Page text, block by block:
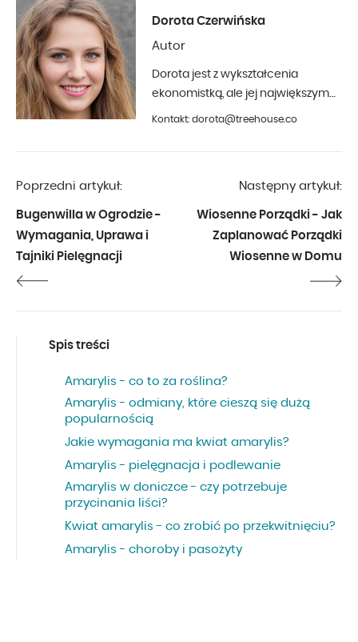
Dorota Czerwińska
Autor
Dorota jest z wykształcenia
ekonomistką, ale jej największym
hobby jest fotografia i aranżacja
od początku 2019 roku.
Kontakt: dorota@treehouse.co
Poprzedni artykuł:
Bugenwilla w Ogrodzie -
Wymagania, Uprawa i
Tajniki Pielęgnacji
Następny artykuł:
Wiosenne Porządki - Jak
Zaplanować Porządki
Wiosenne w Domu
Spis treści
Amarylis - co to za roślina?
Amarylis - odmiany, które cieszą się dużą
popularnością
Jakie wymagania ma kwiat amarylis?
Amarylis - pielęgnacja i podlewanie
Amarylis w doniczce - czy potrzebuje
przycinania liści?
Kwiat amarylis - co zrobić po przekwitnięciu?
Amarylis - choroby i pasożyty